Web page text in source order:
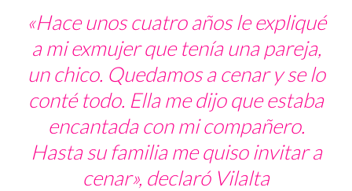
«Hace unos cuatro años le expliqué
a mi exmujer que tenía una pareja,
un chico. Quedamos a cenar y se lo
conté todo. Ella me dijo que estaba
encantada con mi compañero.
Hasta su familia me quiso invitar a
cenar», declaró Vilalta